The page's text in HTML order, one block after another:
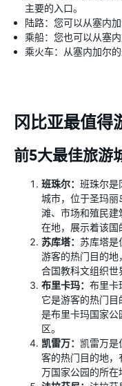
主要的入口。
陆路：您可以从塞内
乘船：您也可以从塞
乘火车：从塞内加尔
冈比亚最值得
前5大最佳旅游
班珠尔： 班珠尔是
城市，位于圣玛
滩、市场和殖民
在地，展示着该国
苏库塔： 苏库塔是
游客的热门目的
合国教科文组织世
布里卡玛： 布里卡
它是游客的热门
是布里卡玛国家
区。
凯雷万： 凯雷万是
客的热门目的地，
万国家公园的所在